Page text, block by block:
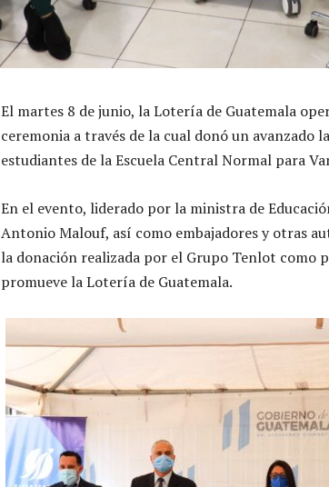
El martes 8 de junio, la Lotería de Guatemala
ceremonia a través de la cual donó un avanzado
estudiantes de la Escuela Central Normal para
En el evento, liderado por la ministra de
Antonio Malouf, así como embajadores y otras
la donación realizada por el Grupo Tenlot como
promueve la Lotería de Guatemala.